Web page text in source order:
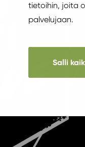
tietoihin, joita
palvelujaan.
Salli